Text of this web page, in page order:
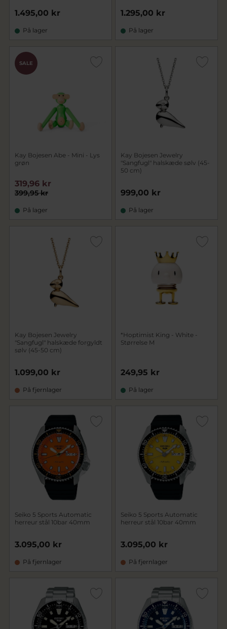
1.495,00 kr
På lager
1.295,00 kr
På lager
SALE
Kay Bojesen Abe - Mini - Lys
grøn
399,95 kr
319,96 kr
På lager
Kay Bojesen Jewelry
"Sangfugl" halskæde sølv (45-
50 cm)
999,00 kr
På lager
Kay Bojesen Jewelry
"Sangfugl" halskæde forgyldt
sølv (45-50 cm)
1.099,00 kr
På fjernlager
*Hoptimist King - White -
Størrelse M
249,95 kr
På lager
Seiko 5 Sports Automatic
herreur stål 10bar 40mm
3.095,00 kr
På fjernlager
Seiko 5 Sports Automatic
herreur stål 10bar 40mm
3.095,00 kr
På fjernlager